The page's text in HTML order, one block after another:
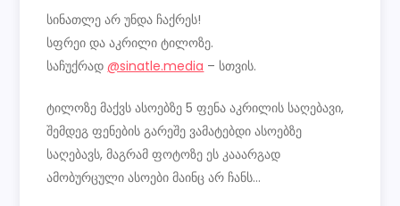
სინათლე არ უნდა ჩაქრეს!
სფრეი და აკრილი ტილოზე.
საჩუქრად@sinatle.media – სთვის.
ტილოზე მაქვს ასოებზე 5 ფენა აკრილის საღებავი,
შემდეგ ფენების გარეშე ვამატებდი ასოებზე
საღებავს, მაგრამ ფოტოზე ეს კააარგად
ამობურცული ასოები მაინც არ ჩანს…